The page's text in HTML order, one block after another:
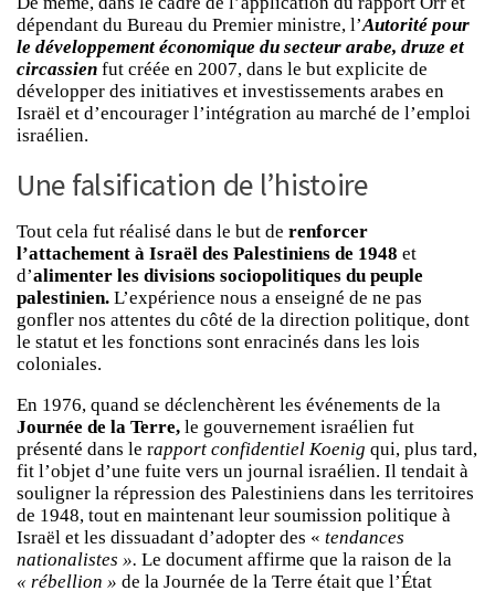
dépendant du Bureau du Premier ministre, l’Autorité pour
le développement économique du secteur arabe, druze et
circassien fut créée en 2007, dans le but explicite de
développer des initiatives et investissements arabes en
Israël et d’encourager l’intégration au marché de l’emploi
israélien.
Une falsification de l’histoire
Tout cela fut réalisé dans le but de renforcer
l’attachement à Israël des Palestiniens de 1948 et
d’alimenter les divisions sociopolitiques du peuple
palestinien. L’expérience nous a enseigné de ne pas
gonfler nos attentes du côté de la direction politique, dont
le statut et les fonctions sont enracinés dans les lois
coloniales.
En 1976, quand se déclenchèrent les événements de la
Journée de la Terre, le gouvernement israélien fut
présenté dans le rapport confidentiel Koenig qui, plus tard,
fit l’objet d’une fuite vers un journal israélien. Il tendait à
souligner la répression des Palestiniens dans les territoires
de 1948, tout en maintenant leur soumission politique à
Israël et les dissuadant d’adopter des « tendances
nationalistes ». Le document affirme que la raison de la
« rébellion » de la Journée de la Terre était que l’État